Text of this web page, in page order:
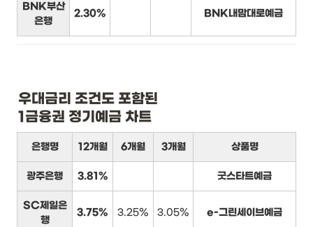
BNK부산
은행
2.30% BNK내맘대로예금
우대금리 조건도 포함된
1금융권 정기예금 차트
은행명 12개월 6개월 3개월 상품명
광주은행 3.81% 굿스타트예금
SC제일은
행
3.75% 3.25% 3.05% e-그린세이브예금